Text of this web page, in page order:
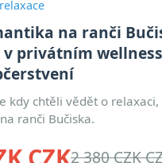
na ranči
v privátním
kdy chtěli vědět o relaxaci,
ranči Bučiska.
2 380 CZK